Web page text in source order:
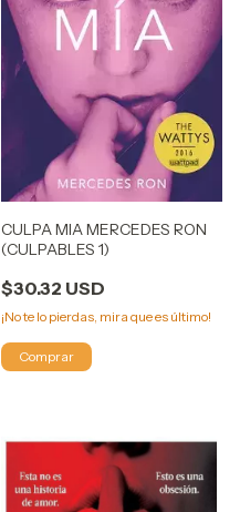
CULPA MIA MERCEDES RON
(CULPABLES 1)
$30.32 USD
¡No te lo pierdas, mira que es último!